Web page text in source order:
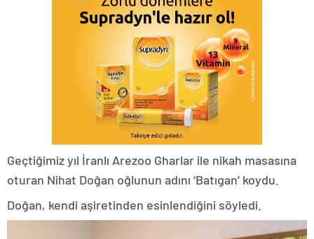
Geçtiğimiz yıl İranlı Arezoo Gharlar ile nikah masasına
oturan Nihat Doğan oğlunun adını ‘Batıgan’ koydu.
Doğan, kendi aşiretinden esinlendiğini söyledi.